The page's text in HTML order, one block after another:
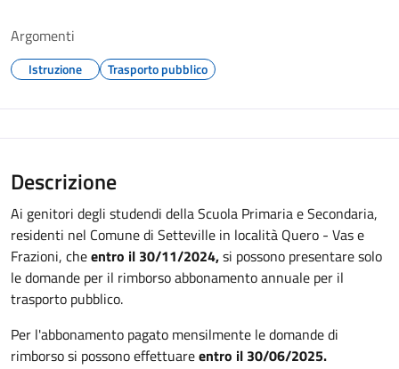
Argomenti
Istruzione Trasporto pubblico
Descrizione
Ai genitori degli studendi della Scuola Primaria e Secondaria,
residenti nel Comune di Setteville in località Quero - Vas e
Frazioni, cheentro il 30/11/2024,si possono presentare solo
le domande per il rimborso abbonamento annuale per il
trasporto pubblico.
Per l'abbonamento pagato mensilmente le domande di
rimborso si possono effettuareentro il 30/06/2025.